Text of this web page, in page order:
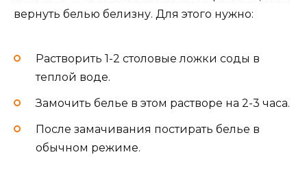
вернуть белью белизну. Для этого нужно:
Растворить 1-2 столовые ложки соды в
теплой воде.
Замочить белье в этом растворе на 2-3 часа.
После замачивания постирать белье в
обычном режиме.